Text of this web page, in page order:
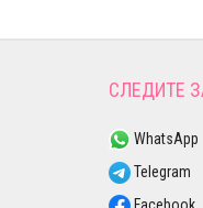
СЛЕДИТЕ
WhatsApp
Telegram